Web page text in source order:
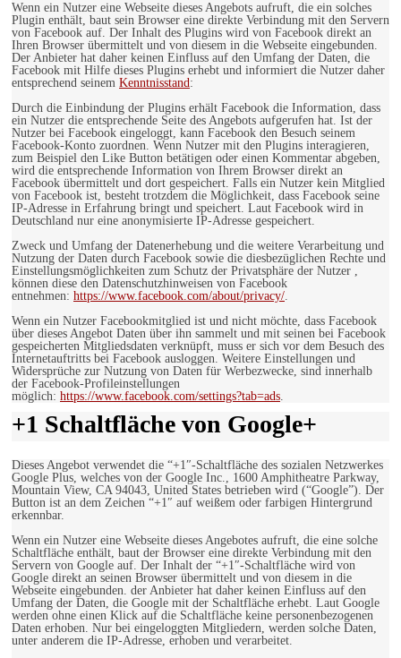
Wenn ein Nutzer eine Webseite dieses Angebots aufruft, die ein solches
Plugin enthält, baut sein Browser eine direkte Verbindung mit den Servern
von Facebook auf. Der Inhalt des Plugins wird von Facebook direkt an
Ihren Browser übermittelt und von diesem in die Webseite eingebunden.
Der Anbieter hat daher keinen Einfluss auf den Umfang der Daten, die
Facebook mit Hilfe dieses Plugins erhebt und informiert die Nutzer daher
entsprechend seinem Kenntnisstand:
Durch die Einbindung der Plugins erhält Facebook die Information, dass
ein Nutzer die entsprechende Seite des Angebots aufgerufen hat. Ist der
Nutzer bei Facebook eingeloggt, kann Facebook den Besuch seinem
Facebook-Konto zuordnen. Wenn Nutzer mit den Plugins interagieren,
zum Beispiel den Like Button betätigen oder einen Kommentar abgeben,
wird die entsprechende Information von Ihrem Browser direkt an
Facebook übermittelt und dort gespeichert. Falls ein Nutzer kein Mitglied
von Facebook ist, besteht trotzdem die Möglichkeit, dass Facebook seine
IP-Adresse in Erfahrung bringt und speichert. Laut Facebook wird in
Deutschland nur eine anonymisierte IP-Adresse gespeichert.
Zweck und Umfang der Datenerhebung und die weitere Verarbeitung und
Nutzung der Daten durch Facebook sowie die diesbezüglichen Rechte und
Einstellungsmöglichkeiten zum Schutz der Privatsphäre der Nutzer ,
können diese den Datenschutzhinweisen von Facebook
entnehmen: https://www.facebook.com/about/privacy/.
Wenn ein Nutzer Facebookmitglied ist und nicht möchte, dass Facebook
über dieses Angebot Daten über ihn sammelt und mit seinen bei Facebook
gespeicherten Mitgliedsdaten verknüpft, muss er sich vor dem Besuch des
Internetauftritts bei Facebook ausloggen. Weitere Einstellungen und
Widersprüche zur Nutzung von Daten für Werbezwecke, sind innerhalb
der Facebook-Profileinstellungen
möglich: https://www.facebook.com/settings?tab=ads.
+1 Schaltfläche von Google+
Dieses Angebot verwendet die “+1″-Schaltfläche des sozialen Netzwerkes
Google Plus, welches von der Google Inc., 1600 Amphitheatre Parkway,
Mountain View, CA 94043, United States betrieben wird (“Google”). Der
Button ist an dem Zeichen “+1″ auf weißem oder farbigen Hintergrund
erkennbar.
Wenn ein Nutzer eine Webseite dieses Angebotes aufruft, die eine solche
Schaltfläche enthält, baut der Browser eine direkte Verbindung mit den
Servern von Google auf. Der Inhalt der “+1″-Schaltfläche wird von
Google direkt an seinen Browser übermittelt und von diesem in die
Webseite eingebunden. der Anbieter hat daher keinen Einfluss auf den
Umfang der Daten, die Google mit der Schaltfläche erhebt. Laut Google
werden ohne einen Klick auf die Schaltfläche keine personenbezogenen
Daten erhoben. Nur bei eingeloggten Mitgliedern, werden solche Daten,
unter anderem die IP-Adresse, erhoben und verarbeitet.